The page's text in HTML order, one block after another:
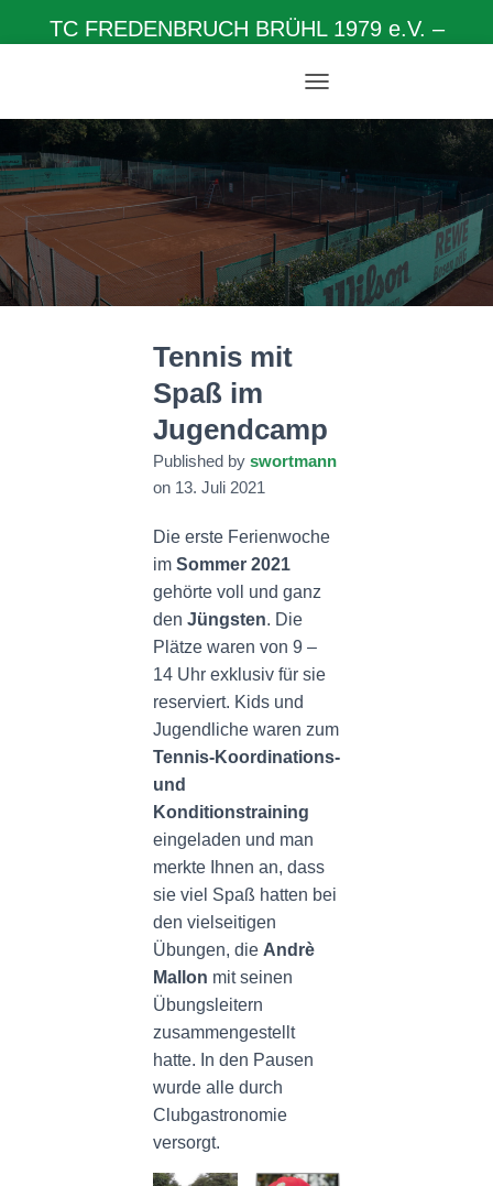
TC FREDENBRUCH BRÜHL 1979 e.V. –
A
G
T
I
O
N
U
L
Tennis mit
Spaß im
Jugendcamp
Published by swortmann
on 13. Juli 2021
Die erste Ferienwoche
im Sommer 2021
gehörte voll und ganz
den Jüngsten. Die
Plätze waren von 9 –
14 Uhr exklusiv für sie
reserviert. Kids und
Jugendliche waren zum
Tennis-Koordinations-
und
Konditionstraining
eingeladen und man
merkte Ihnen an, dass
sie viel Spaß hatten bei
den vielseitigen
Übungen, die Andrè
Mallon mit seinen
Übungsleitern
zusammengestellt
hatte. In den Pausen
wurde alle durch
Clubgastronomie
versorgt.